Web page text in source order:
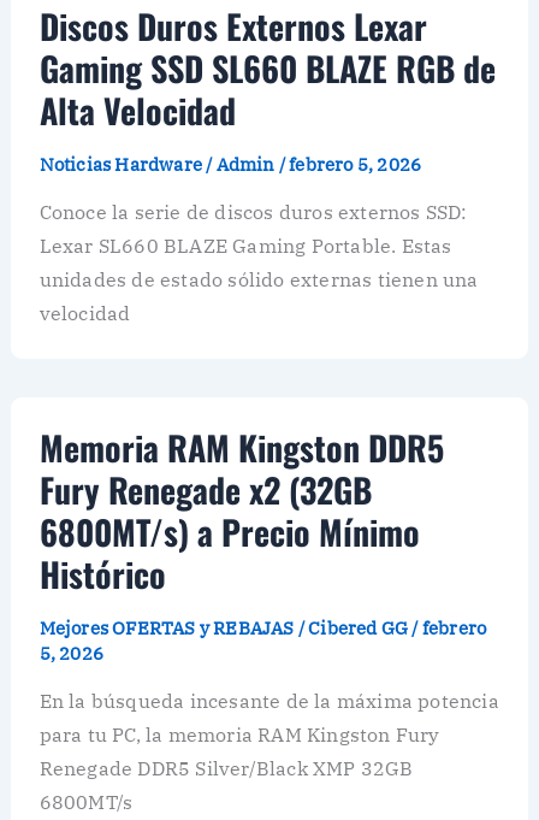
Discos Duros Externos Lexar
Gaming SSD SL660 BLAZE RGB de
Alta Velocidad
Noticias Hardware/Admin /febrero 5, 2026
Conoce la serie de discos duros externos SSD:
Lexar SL660 BLAZE Gaming Portable. Estas
unidades de estado sólido externas tienen una
velocidad
Memoria RAM Kingston DDR5
Fury Renegade x2 (32GB
6800MT/s) a Precio Mínimo
Histórico
Mejores OFERTAS y REBAJAS /Cibered GG/febrero
5, 2026
En la búsqueda incesante de la máxima potencia
para tu PC, la memoria RAM Kingston Fury
Renegade DDR5 Silver/Black XMP 32GB
6800MT/s